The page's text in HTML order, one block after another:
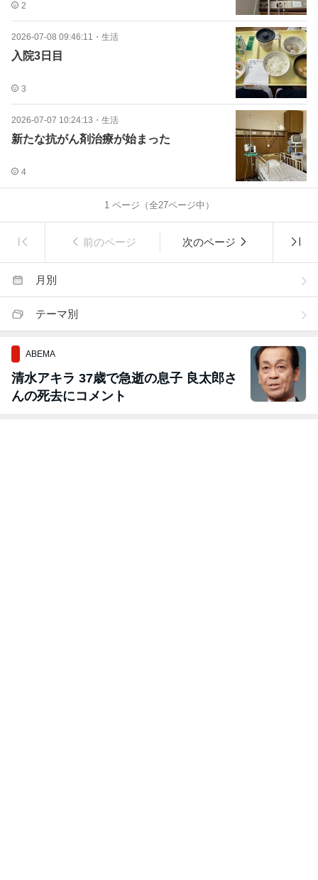
2
2026-07-08 09:46:11 ・ 生活
入院3日目
3
2026-07-07 10:24:13 ・ 生活
新たな抗がん剤治療が始まった
4
1ページ（全27ページ中）
前のページ 次のページ
月別
テーマ別
ABEMA
清水アキラ 37歳で急逝の息子 良太郎さ
んの死去にコメント